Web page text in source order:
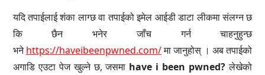
यदि तपाईलाई शंका लाग्छ वा तपाईको इमेल आईडी डाटा लीकमा संलग्न छ
कि छैन भनेर जाँच गर्न चाहनुहुन्छ
भनेhttps://haveibeenpwned.com/मा जानुहोस् । अब तपाईको
अगाडि एउटा पेज खुल्ने छ, जसमा have i been pwned? लेखेको